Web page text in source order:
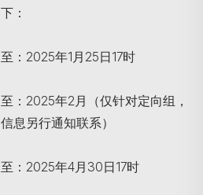
：
：2025年1月25日17时
：2025年2月（仅针对定向组，
息另行通知联系）
：2025年4月30日17时